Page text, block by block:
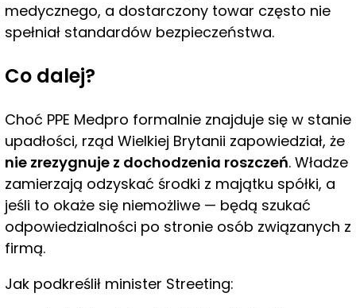
medycznego, a dostarczony towar często nie
spełniał standardów bezpieczeństwa.
Co dalej?
Choć PPE Medpro formalnie znajduje się w stanie
upadłości, rząd Wielkiej Brytanii zapowiedział, że
nie zrezygnuje z dochodzenia roszczeń. Władze
zamierzają odzyskać środki z majątku spółki, a
jeśli to okaże się niemożliwe — będą szukać
odpowiedzialności po stronie osób związanych z
firmą.
Jak podkreślił minister Streeting: